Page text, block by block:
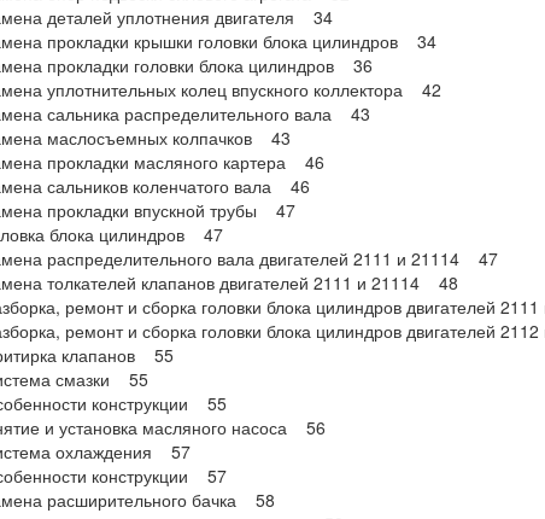
деталей уплотнения двигателя 34
прокладки крышки головки блока цилиндров 34
прокладки головки блока цилиндров 36
уплотнительных колец впускного коллектора 42
сальника распределительного вала 43
маслосъемных колпачков 43
прокладки масляного картера 46
сальников коленчатого вала 46
прокладки впускной трубы 47
блока цилиндров 47
распределительного вала двигателей 2111 и 21114 47
толкателей клапанов двигателей 2111 и 21114 48
ремонт и сборка головки блока цилиндров двигателей
ремонт и сборка головки блока цилиндров двигателей
клапанов 55
смазки 55
конструкции 55
и установка масляного насоса 56
охлаждения 57
конструкции 57
расширительного бачка 58